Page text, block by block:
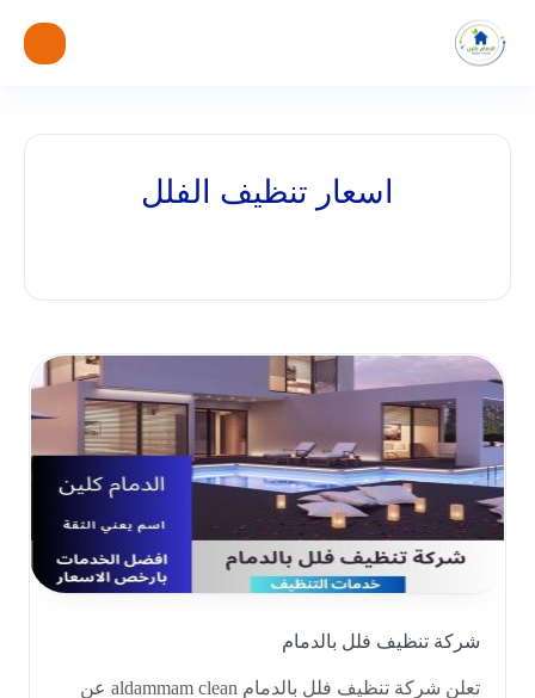
اسعار تنظيف الفلل
شركة تنظيف فلل بالدمام
تعلن شركة تنظيف فلل بالدمام aldammam clean عن